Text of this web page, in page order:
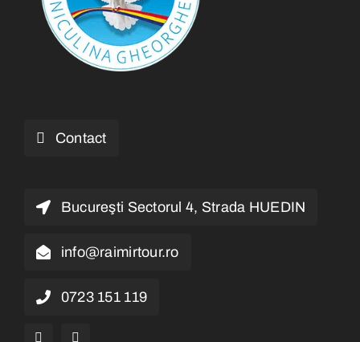
Contact
Bucureşti Sectorul 4, Strada HUEDIN
info@raimirtour.ro
0723 151 119